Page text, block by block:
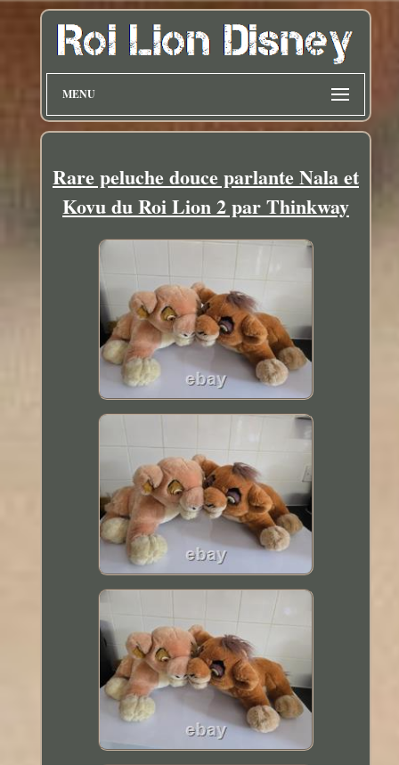
MENU
Rare peluche douce parlante Nala et
Kovu du Roi Lion 2 par Thinkway